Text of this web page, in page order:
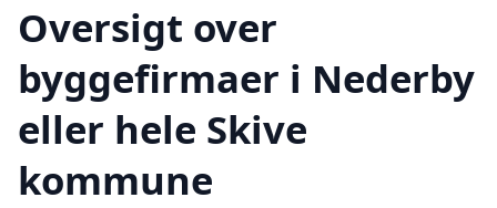
Oversigt over
byggefirmaer i Nederby
eller hele Skive
kommune